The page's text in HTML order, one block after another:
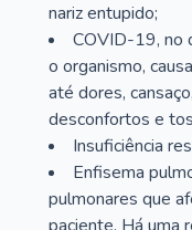
nariz entupido;
COVID-19, no
o organismo,
até dores,
desconfortos e
Insuficiência
Enfisema
pulmonares que